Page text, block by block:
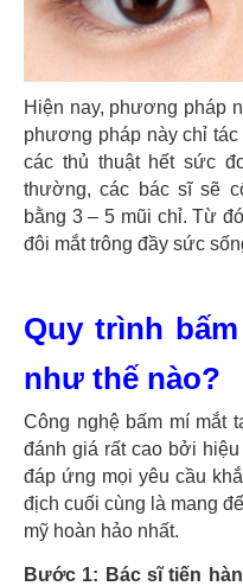
Hiện nay, phương pháp
phương pháp này chỉ
các thủ thuật hết sức
thường, các bác sĩ sẽ
bằng 3 – 5 mũi chỉ. Từ
đôi mắt trông đầy sức
Quy trình
như thế nào?
Công nghệ bấm mí mắt
đánh giá rất cao bởi
đáp ứng mọi yêu cầu
địch cuối cùng là mang
mỹ hoàn hảo nhất.
Bước 1: Bác sĩ tiến